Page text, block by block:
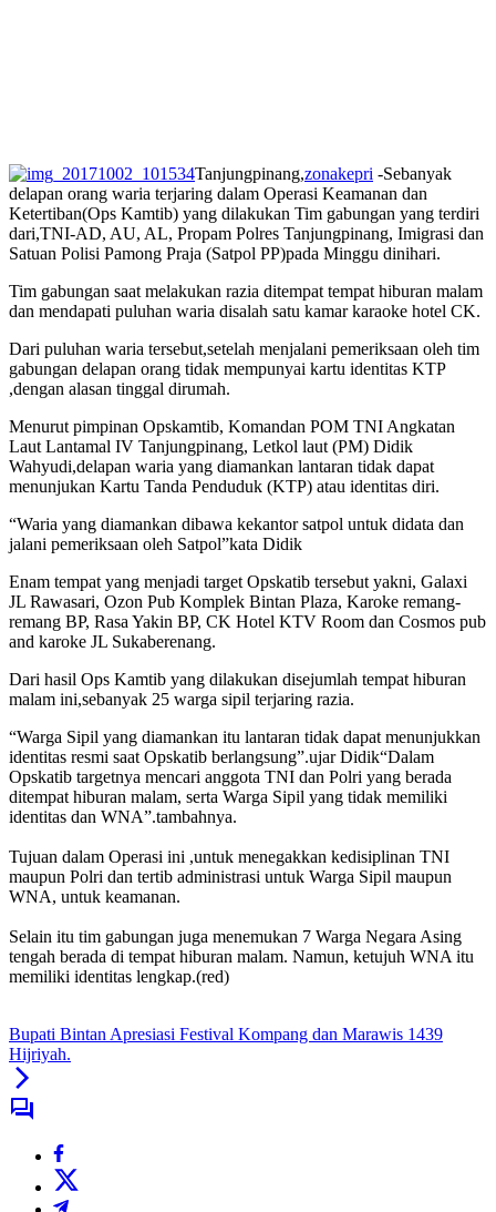
Tanjungpinang,zonakepri -Sebanyak
delapan orang waria terjaring dalam Operasi Keamanan dan
Ketertiban(Ops Kamtib) yang dilakukan Tim gabungan yang terdiri
dari,TNI-AD, AU, AL, Propam Polres Tanjungpinang, Imigrasi dan
Satuan Polisi Pamong Praja (Satpol PP)pada Minggu dinihari.
Tim gabungan saat melakukan razia ditempat tempat hiburan malam
dan mendapati puluhan waria disalah satu kamar karaoke hotel CK.
Dari puluhan waria tersebut,setelah menjalani pemeriksaan oleh tim
gabungan delapan orang tidak mempunyai kartu identitas KTP
,dengan alasan tinggal dirumah.
Menurut pimpinan Opskamtib, Komandan POM TNI Angkatan
Laut Lantamal IV Tanjungpinang, Letkol laut (PM) Didik
Wahyudi,delapan waria yang diamankan lantaran tidak dapat
menunjukan Kartu Tanda Penduduk (KTP) atau identitas diri.
“Waria yang diamankan dibawa kekantor satpol untuk didata dan
jalani pemeriksaan oleh Satpol”kata Didik
Enam tempat yang menjadi target Opskatib tersebut yakni, Galaxi
JL Rawasari, Ozon Pub Komplek Bintan Plaza, Karoke remang-
remang BP, Rasa Yakin BP, CK Hotel KTV Room dan Cosmos pub
and karoke JL Sukaberenang.
Dari hasil Ops Kamtib yang dilakukan disejumlah tempat hiburan
malam ini,sebanyak 25 warga sipil terjaring razia.
“Warga Sipil yang diamankan itu lantaran tidak dapat menunjukkan
identitas resmi saat Opskatib berlangsung”.ujar Didik“Dalam
Opskatib targetnya mencari anggota TNI dan Polri yang berada
ditempat hiburan malam, serta Warga Sipil yang tidak memiliki
identitas dan WNA”.tambahnya.
Tujuan dalam Operasi ini ,untuk menegakkan kedisiplinan TNI
maupun Polri dan tertib administrasi untuk Warga Sipil maupun
WNA, untuk keamanan.
Selain itu tim gabungan juga menemukan 7 Warga Negara Asing
tengah berada di tempat hiburan malam. Namun, ketujuh WNA itu
memiliki identitas lengkap.(red)
Bupati Bintan Apresiasi Festival Kompang dan Marawis 1439
Hijriyah.